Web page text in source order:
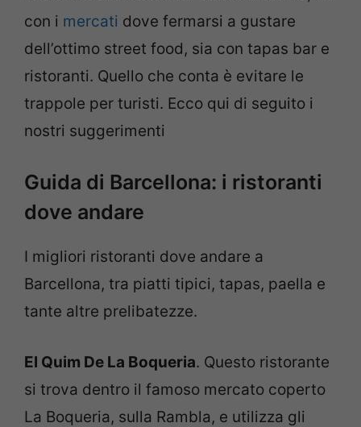
con i mercati dove fermarsi a gustare
dell’ottimo street food, sia con tapas bar e
ristoranti. Quello che conta è evitare le
trappole per turisti. Ecco qui di seguito i
nostri suggerimenti
Guida di Barcellona: i ristoranti
dove andare
I migliori ristoranti dove andare a
Barcellona, tra piatti tipici, tapas, paella e
tante altre prelibatezze.
El Quim De La Boqueria. Questo ristorante
si trova dentro il famoso mercato coperto
La Boqueria, sulla Rambla, e utilizza gli